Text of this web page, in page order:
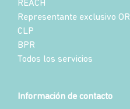
REACH
Representante exclusivo OR
CLP
BPR
Todos los servicios
Información de contacto